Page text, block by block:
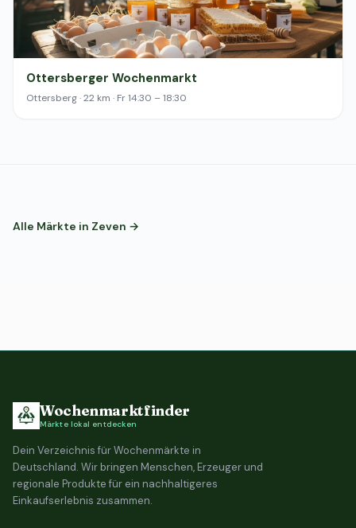
Ottersberger Wochenmarkt
Ottersberg · 22 km · Fr 14:30 – 18:30
Alle Märkte in Zeven →
Wochenmarktfinder
Märkte lokal entdecken
Dein Verzeichnis für Wochenmärkte in
Deutschland. Wir bringen Menschen, Erzeuger und
regionale Produkte für ein nachhaltigeres
Einkaufserlebnis zusammen.